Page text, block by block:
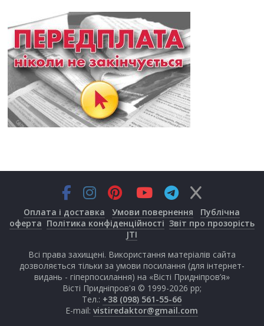
Оплата і доставка Умови повернення
Публічна
оферта Політика конфіденційності Звіт про прозорість
JTI
Всі права захищені. Використання матеріалів сайта
дозволяється тільки за умови посилання (для інтернет-
видань - гіперпосилання) на «Вісті Придніпров’я»
Вісті Придніпров'я © 1999-2026 рр;
Тел.: +38 (098) 561-55-66
E-mail: vistiredaktor@gmail.com